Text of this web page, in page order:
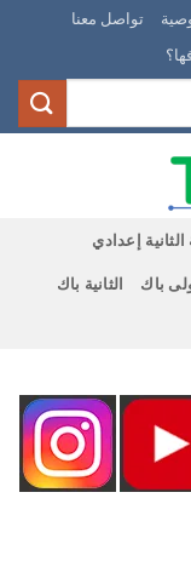
تواصل معنا
إعدادي
باك الثانية باك